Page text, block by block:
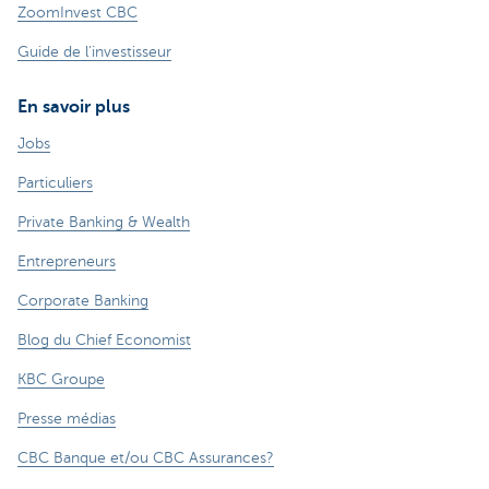
ZoomInvest CBC
Guide de l'investisseur
En savoir plus
Jobs
Particuliers
Private Banking & Wealth
Entrepreneurs
Corporate Banking
Blog du Chief Economist
KBC Groupe
Presse médias
CBC Banque et/ou CBC Assurances?